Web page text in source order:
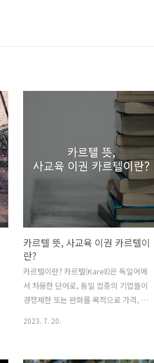
카르텔 뜻, 사교육 이권 카르텔이
란?
카르텔이란? 카르텔(Karell)은 독일어에
서 차용한 단어로, 동일 업종의 기업들이
경쟁제한 또는 완화를 목적으로 가격, 생
영어에서는 Cartel이라고 하며, 유사한
2023. 7. 20.